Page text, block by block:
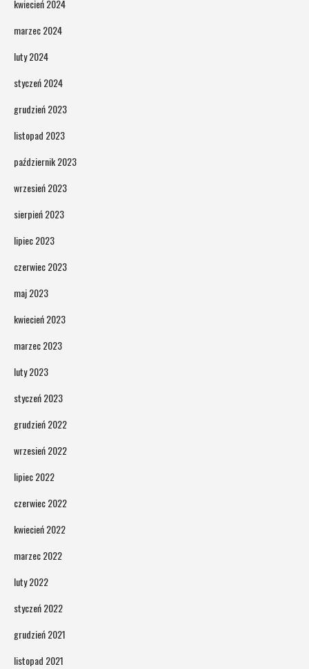
kwiecień 2024
marzec 2024
luty 2024
styczeń 2024
grudzień 2023
listopad 2023
październik 2023
wrzesień 2023
sierpień 2023
lipiec 2023
czerwiec 2023
maj 2023
kwiecień 2023
marzec 2023
luty 2023
styczeń 2023
grudzień 2022
wrzesień 2022
lipiec 2022
czerwiec 2022
kwiecień 2022
marzec 2022
luty 2022
styczeń 2022
grudzień 2021
listopad 2021